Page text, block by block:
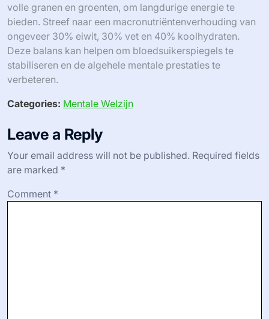
volle granen en groenten, om langdurige energie te
bieden. Streef naar een macronutriëntenverhouding van
ongeveer 30% eiwit, 30% vet en 40% koolhydraten.
Deze balans kan helpen om bloedsuikerspiegels te
stabiliseren en de algehele mentale prestaties te
verbeteren.
Categories: Mentale Welzijn
Leave a Reply
Your email address will not be published. Required fields
are marked *
Comment *